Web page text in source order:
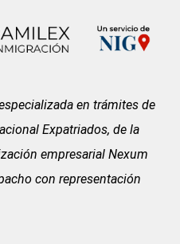
en trámites de
Expatriados, de la
empresarial Nexum
con representación